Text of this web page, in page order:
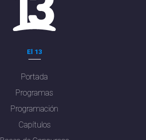
El 13
Portada
Programas
Programación
Capítulos